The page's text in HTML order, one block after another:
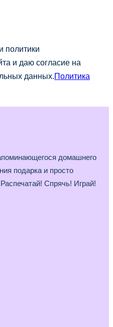
политики
и даю согласие на
данных. Политика
домашнего
подарка и просто
Спрячь! Играй!